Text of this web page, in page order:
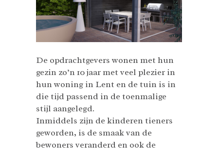
De opdrachtgevers wonen met hun
gezin zo’n 10 jaar met veel plezier in
hun woning in Lent en de tuin is in
die tijd passend in de toenmalige
stijl aangelegd.
Inmiddels zijn de kinderen tieners
geworden, is de smaak van de
bewoners veranderd en ook de